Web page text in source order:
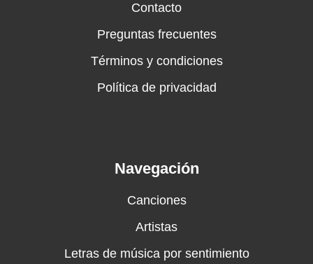
Contacto
Preguntas frecuentes
Términos y condiciones
Política de privacidad
Navegación
Canciones
Artistas
Letras de música por sentimiento